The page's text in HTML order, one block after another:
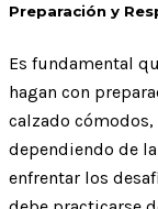
Preparación y
Es fundamental
hagan con
calzado
dependiendo de
enfrentar los